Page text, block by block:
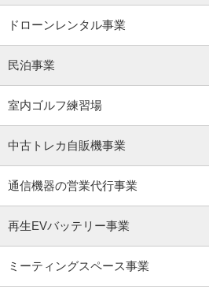
ドローンレンタル事業
民泊事業
室内ゴルフ練習場
中古トレカ自販機事業
通信機器の営業代行事業
再生EVバッテリー事業
ミーティングスペース事業